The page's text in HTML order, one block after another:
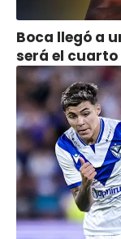
Boca llegó a
será el